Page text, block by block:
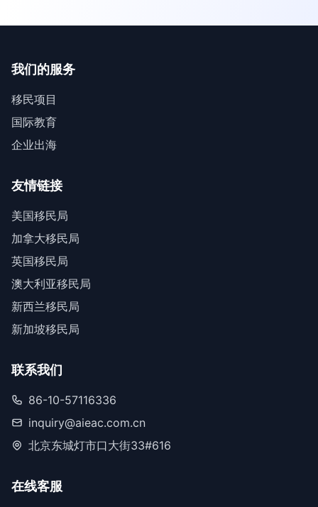
我们的服务
移民项目
国际教育
企业出海
友情链接
美国移民局
加拿大移民局
英国移民局
澳大利亚移民局
新西兰移民局
新加坡移民局
联系我们
86-10-57116336
inquiry@aieac.com.cn
北京东城灯市口大街33#616
在线客服